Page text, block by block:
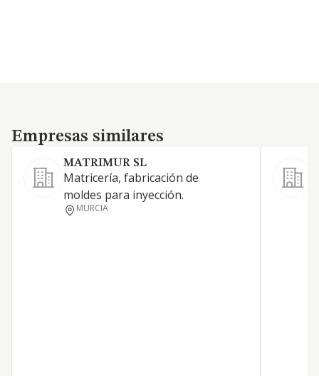
Empresas similares
Empresas similares
MATRIMUR SL
Matricería, fabricación de
moldes para inyección.
MURCIA